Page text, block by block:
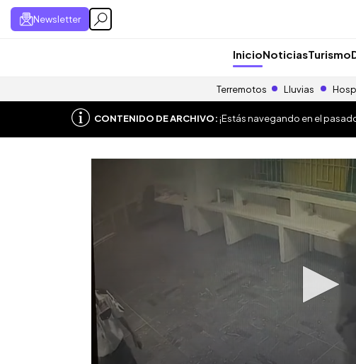
Newsletter
InicioNoticiasTurismo
Terremotos Lluvias
CONTENIDO DE ARCHIVO:¡Estás navegando en el